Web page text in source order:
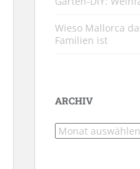
Wieso Mallorca
Familien ist
ARCHIV
Archiv